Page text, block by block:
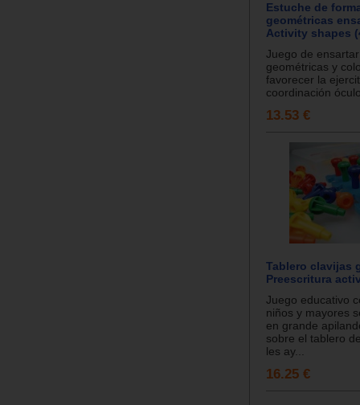
Estuche de
geométricas
Activity shapes
Juego de
geométricas y
favorecer la
coordinación
13.53 €
Tablero clavijas
Preescritura
Juego educativo
niños y mayores
en grande
sobre el tablero
les ay...
16.25 €